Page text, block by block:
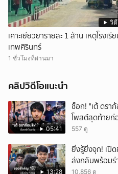
วิ
เคาะเยียวยารายละ 1 ล้าน เหตุโรงเรี
เทพศิรินทร์
1 ชั่วโมงที่ผ่านมา
คลิปวิดีโอแนะนำ
05:41
ช็อก! "เต้ ดรา
โพสต์สุดท้ายก่
557 ดู
13:28
ยิ่งรู้ยิ่งจุก! เปิ
ส่งกลับพร้อมร่
10,856 ดู